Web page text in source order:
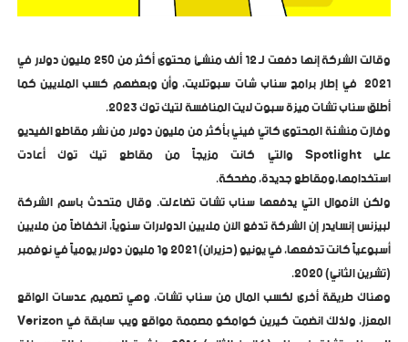
وقالت الشركة إنها دفعت لـ 12 ألف منشئ محتوى أكثر من 250 مليون دولار في
2021 في إطار برامج سناب شات سبوتلايت، وأن وبعضهم كسب الملايين كما
أطلق سناب تشات ميزة سبوت لايت المنافسة لتيك توك 2023.
وفازت منشئة المحتوى كاتي فيني بأكثر من مليون دولار من نشر مقاطع الفيديو
على Spotlight والتي كانت مزيجاً من مقاطع تيك توك أعادت
استخدامها،ومقاطع جديدة، مضحكة.
ولكن الأموال التي يدفعها سناب تشات تضاءلت. وقال متحدث باسم الشركة
لبيزنس إنسايدر إن الشركة تدفع الآن ملايين الدولارات سنوياً، انخفاضاً من ملايين
أسبوعياً كانت تدفعها، في يونيو (حزيران) 2021 و1 مليون دولار يومياً في نوفمبر
(تشرين الثاني) 2020.
وهناك طريقة أخرى لكسب المال من سناب تشات، وهي تصميم عدسات الواقع
المعزز، ولذلك انضمت كيرين كوامكو مصممة مواقع ويب سابقة في Verizon